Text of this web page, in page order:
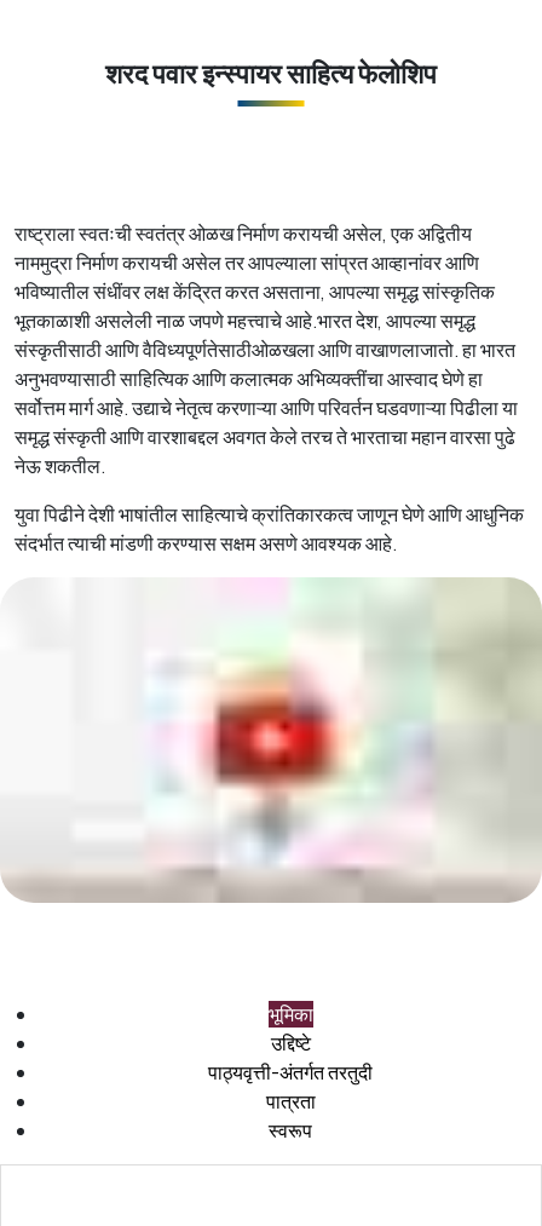
शरद पवार इन्स्पायर साहित्य फेलोशिप
राष्ट्राला स्वतःची स्वतंत्र ओळख निर्माण करायची असेल, एक अद्वितीय
नाममुद्रा निर्माण करायची असेल तर आपल्याला सांप्रत आव्हानांवर आणि
भविष्यातील संधींवर लक्ष केंद्रित करत असताना, आपल्या समृद्ध सांस्कृतिक
भूतकाळाशी असलेली नाळ जपणे महत्त्वाचे आहे.भारत देश, आपल्या समृद्ध
संस्कृतीसाठी आणि वैविध्यपूर्णतेसाठीओळखला आणि वाखाणलाजातो. हा भारत
अनुभवण्यासाठी साहित्यिक आणि कलात्मक अभिव्यक्तींचा आस्वाद घेणे हा
सर्वोत्तम मार्ग आहे. उद्याचे नेतृत्व करणाऱ्या आणि परिवर्तन घडवणाऱ्या पिढीला या
समृद्ध संस्कृती आणि वारशाबद्दल अवगत केले तरच ते भारताचा महान वारसा पुढे
नेऊ शकतील.
युवा पिढीने देशी भाषांतील साहित्याचे क्रांतिकारकत्व जाणून घेणे आणि आधुनिक
संदर्भात त्याची मांडणी करण्यास सक्षम असणे आवश्यक आहे.
भूमिका
उद्दिष्टे
पाठ्यवृत्ती-अंतर्गत तरतुदी
पात्रता
स्वरूप